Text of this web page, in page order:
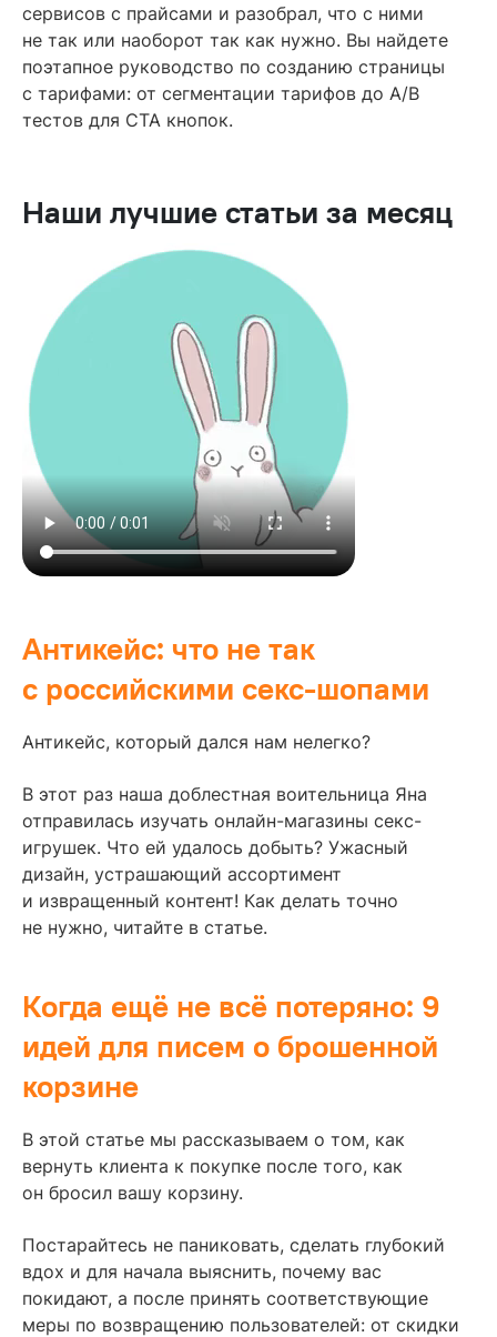
сервисов с прайсами и разобрал, что с ними
не так или наоборот так как нужно. Вы найдете
поэтапное руководство по созданию страницы
с тарифами: от сегментации тарифов до А/B
тестов для CTA кнопок.
Наши лучшие статьи за месяц
Антикейс: что не так
с российскими секс-шопами
Антикейс, который дался нам нелегко?
В этот раз наша доблестная воительница Яна
отправилась изучать онлайн-магазины секс-
игрушек. Что ей удалось добыть? Ужасный
дизайн, устрашающий ассортимент
и извращенный контент! Как делать точно
не нужно, читайте в статье.
Когда ещё не всё потеряно: 9
идей для писем о брошенной
корзине
В этой статье мы рассказываем о том, как
вернуть клиента к покупке после того, как
он бросил вашу корзину.
Постарайтесь не паниковать, сделать глубокий
вдох и для начала выяснить, почему вас
покидают, а после принять соответствующие
меры по возвращению пользователей: от скидки